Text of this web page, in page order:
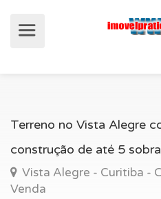
Terreno no Vista Alegre
construção de até 5
Vista Alegre - Curitiba -
Venda